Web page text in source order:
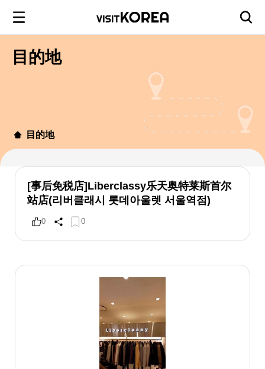
目的地
目的地
[事后免税店]Liberclassy乐天奥特莱斯首尔
站店(리버클래시 롯데아울렛 서울역점)
0 0